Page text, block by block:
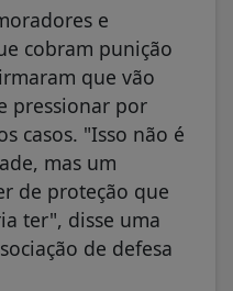
e
cobram punição
que vão
pressionar por
casos. "Isso não é
mas um
de proteção que
ter", disse uma
de defesa